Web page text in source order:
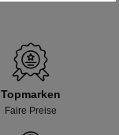
Topmarken
Faire Preise